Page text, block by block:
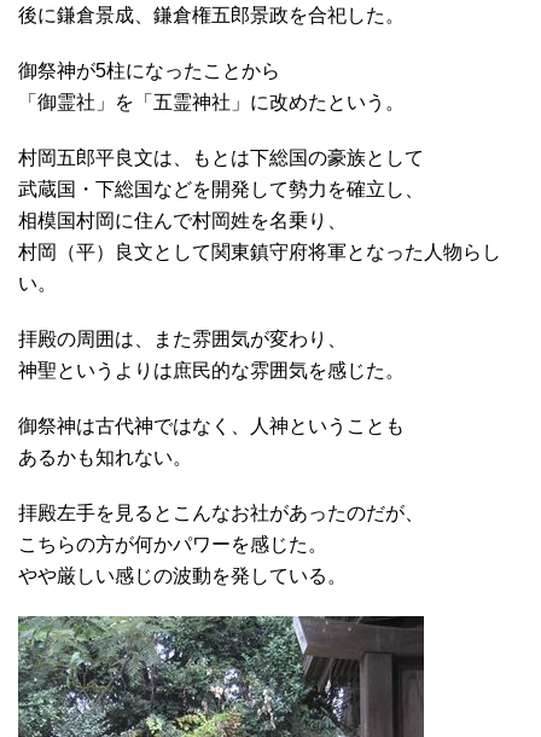
後に鎌倉景成、鎌倉権五郎景政を合祀した。
御祭神が5柱になったことから
「御霊社」を「五霊神社」に改めたという。
村岡五郎平良文は、もとは下総国の豪族として
武蔵国・下総国などを開発して勢力を確立し、
相模国村岡に住んで村岡姓を名乗り、
村岡（平）良文として関東鎮守府将軍となった人物らし
い。
拝殿の周囲は、また雰囲気が変わり、
神聖というよりは庶民的な雰囲気を感じた。
御祭神は古代神ではなく、人神ということも
あるかも知れない。
拝殿左手を見るとこんなお社があったのだが、
こちらの方が何かパワーを感じた。
やや厳しい感じの波動を発している。